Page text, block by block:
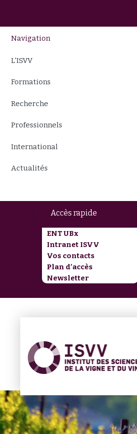
Navigation
L'ISVV
Formations
Recherche
Professionnels
International
Actualités
Accès rapide
ENT UBx
Intranet ISVV
Vos contacts
Plan d’accès
Newsletter